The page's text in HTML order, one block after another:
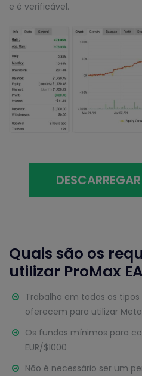
e é verificável.
Quais são os
utilizar ProMax
Trabalha em todos os
oferecem para utilizar
Os fundos mínimos para
EUR/$1000
Não é necessário ser um